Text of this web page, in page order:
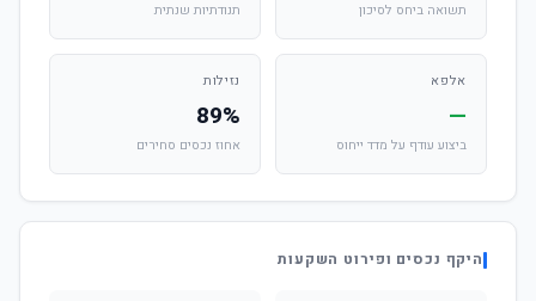
תשואה ביחס לסיכון תנודתיות שנתית
אלפא
—
ביצוע עודף על מדד ייחוס
נזילות
89%
אחוז נכסים סחירים
היקף נכסים ופירוט השקעות